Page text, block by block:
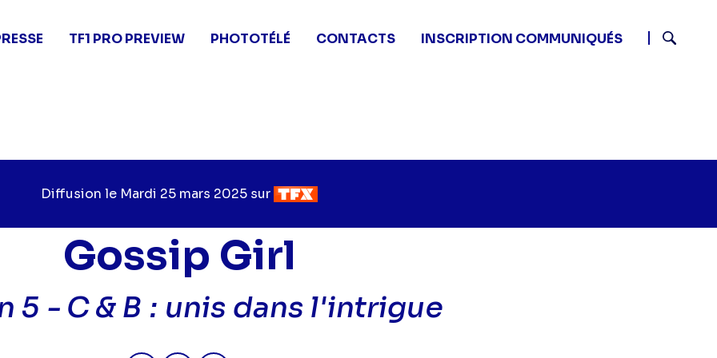
TF1 PRO PREVIEW PHOTOTÉLÉ CONTACTS
INSCRIPTION COMMUNIQUÉS
Diffusion le Jour
diffusion
Mardi 25 mars 2025 sur Chaîne
diffusion
Gossip Girl
5 - C & B : unis dans l'intrigue